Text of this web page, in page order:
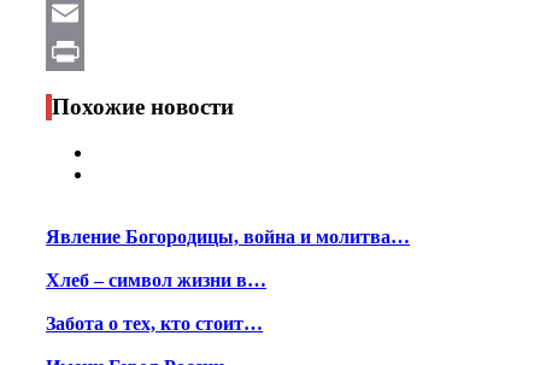
WhatsApp
Email
Print
Похожие новости
Явление Богородицы, война и молитва…
Хлеб – символ жизни в…
Забота о тех, кто стоит…